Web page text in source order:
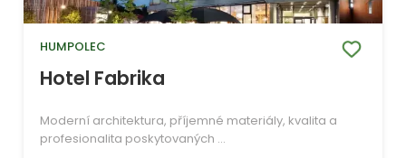
HUMPOLEC
Hotel Fabrika
Moderní architektura, příjemné materiály, kvalita a
profesionalita poskytovaných ...